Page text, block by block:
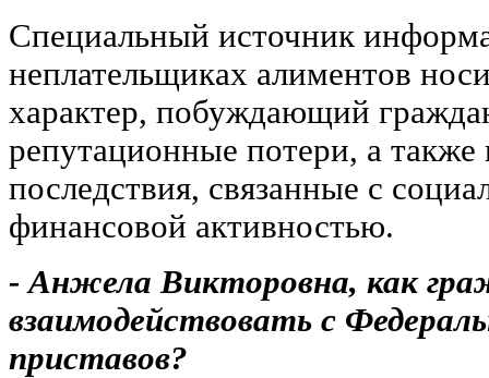
Специальный источник
неплательщиках алиментов
характер, побуждающий
репутационные потери, а также
последствия, связанные с
финансовой активностью.
- Анжела Викторовна, как
взаимодействовать с
приставов?